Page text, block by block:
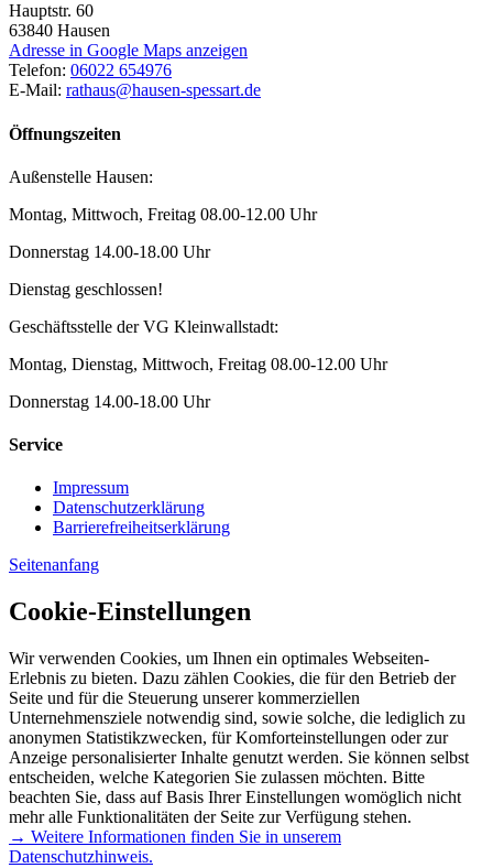
Hauptstr. 60
63840 Hausen
Adresse in Google Maps anzeigen
Telefon: 06022 654976
E-Mail: rathaus@hausen-spessart.de
Öffnungszeiten
Außenstelle Hausen:
Montag, Mittwoch, Freitag 08.00-12.00 Uhr
Donnerstag 14.00-18.00 Uhr
Dienstag geschlossen!
Geschäftsstelle der VG Kleinwallstadt:
Montag, Dienstag, Mittwoch, Freitag 08.00-12.00 Uhr
Donnerstag 14.00-18.00 Uhr
Service
Impressum
Datenschutzerklärung
Barrierefreiheitserklärung
Seitenanfang
Cookie-Einstellungen
Wir verwenden Cookies, um Ihnen ein optimales Webseiten-
Erlebnis zu bieten. Dazu zählen Cookies, die für den Betrieb der
Seite und für die Steuerung unserer kommerziellen
Unternehmensziele notwendig sind, sowie solche, die lediglich zu
anonymen Statistikzwecken, für Komforteinstellungen oder zur
Anzeige personalisierter Inhalte genutzt werden. Sie können selbst
entscheiden, welche Kategorien Sie zulassen möchten. Bitte
beachten Sie, dass auf Basis Ihrer Einstellungen womöglich nicht
mehr alle Funktionalitäten der Seite zur Verfügung stehen.
→ Weitere Informationen finden Sie in unserem
Datenschutzhinweis.